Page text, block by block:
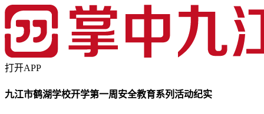
打开APP
九江市鹤湖学校开学第一周安全教育系列活动纪实